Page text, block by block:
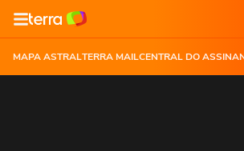
MAPA ASTRALTERRA MAILCENTRAL DO